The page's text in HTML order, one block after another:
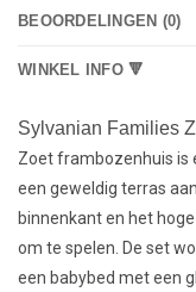
BEOORDELINGEN (0)
WINKEL INFO 🔻
Sylvanian Families
Zoet frambozenhuis is
een geweldig terras
binnenkant en het
om te spelen. De set
een babybed met een